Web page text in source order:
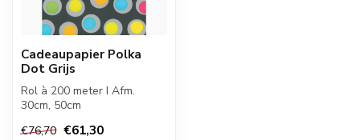
Cadeaupapier Polka
Dot Grijs
Rol à 200 meter I Afm.
30cm, 50cm
€76,70 €61,30